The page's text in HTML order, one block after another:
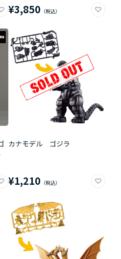
¥3,850
カナモデル ゴジラ
¥1,210